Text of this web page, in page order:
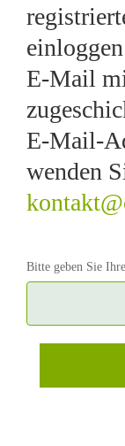
E-Mail
E-Mail-
wenden
Bitte geben Sie